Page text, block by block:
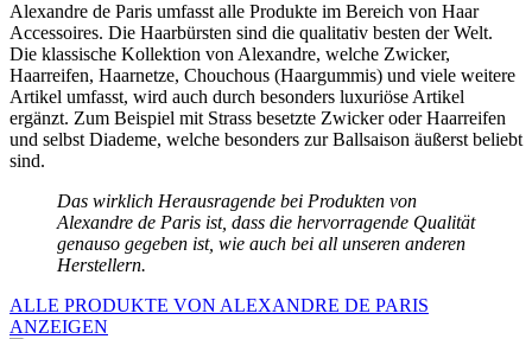
Alexandre de Paris umfasst alle Produkte im Bereich von Haar
Accessoires. Die Haarbürsten sind die qualitativ besten der Welt.
Die klassische Kollektion von Alexandre, welche Zwicker,
Haarreifen, Haarnetze, Chouchous (Haargummis) und viele weitere
Artikel umfasst, wird auch durch besonders luxuriöse Artikel
ergänzt. Zum Beispiel mit Strass besetzte Zwicker oder Haarreifen
und selbst Diademe, welche besonders zur Ballsaison äußerst beliebt
sind.
Das wirklich Herausragende bei Produkten von
Alexandre de Paris ist, dass die hervorragende Qualität
genauso gegeben ist, wie auch bei all unseren anderen
Herstellern.
ALLE PRODUKTE VON ALEXANDRE DE PARIS
ANZEIGEN